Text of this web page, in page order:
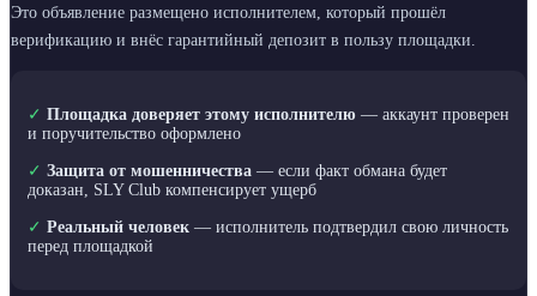
Это объявление размещено исполнителем, который прошёл
верификацию и внёс гарантийный депозит в пользу площадки.
✓ Площадка доверяет этому исполнителю — аккаунт проверен
и поручительство оформлено
✓ Защита от мошенничества — если факт обмана будет
доказан, SLY Club компенсирует ущерб
✓ Реальный человек — исполнитель подтвердил свою личность
перед площадкой